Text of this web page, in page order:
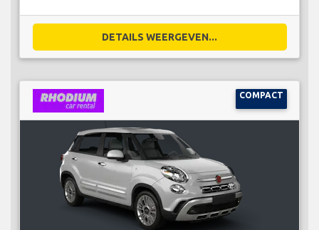
DETAILS WEERGEVEN...
COMPACT